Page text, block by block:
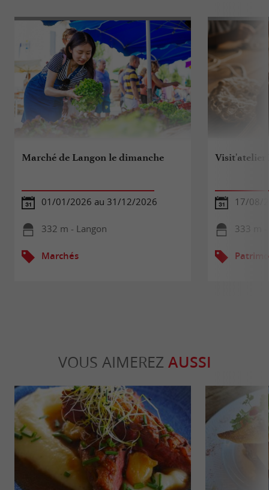
Marché de Langon le dimanche
01/01/2026 au 31/12/2026
332 m - Langon
Marchés
Visit'atelier
17/08/
333 m
VOUS AIMEREZ AUSSI